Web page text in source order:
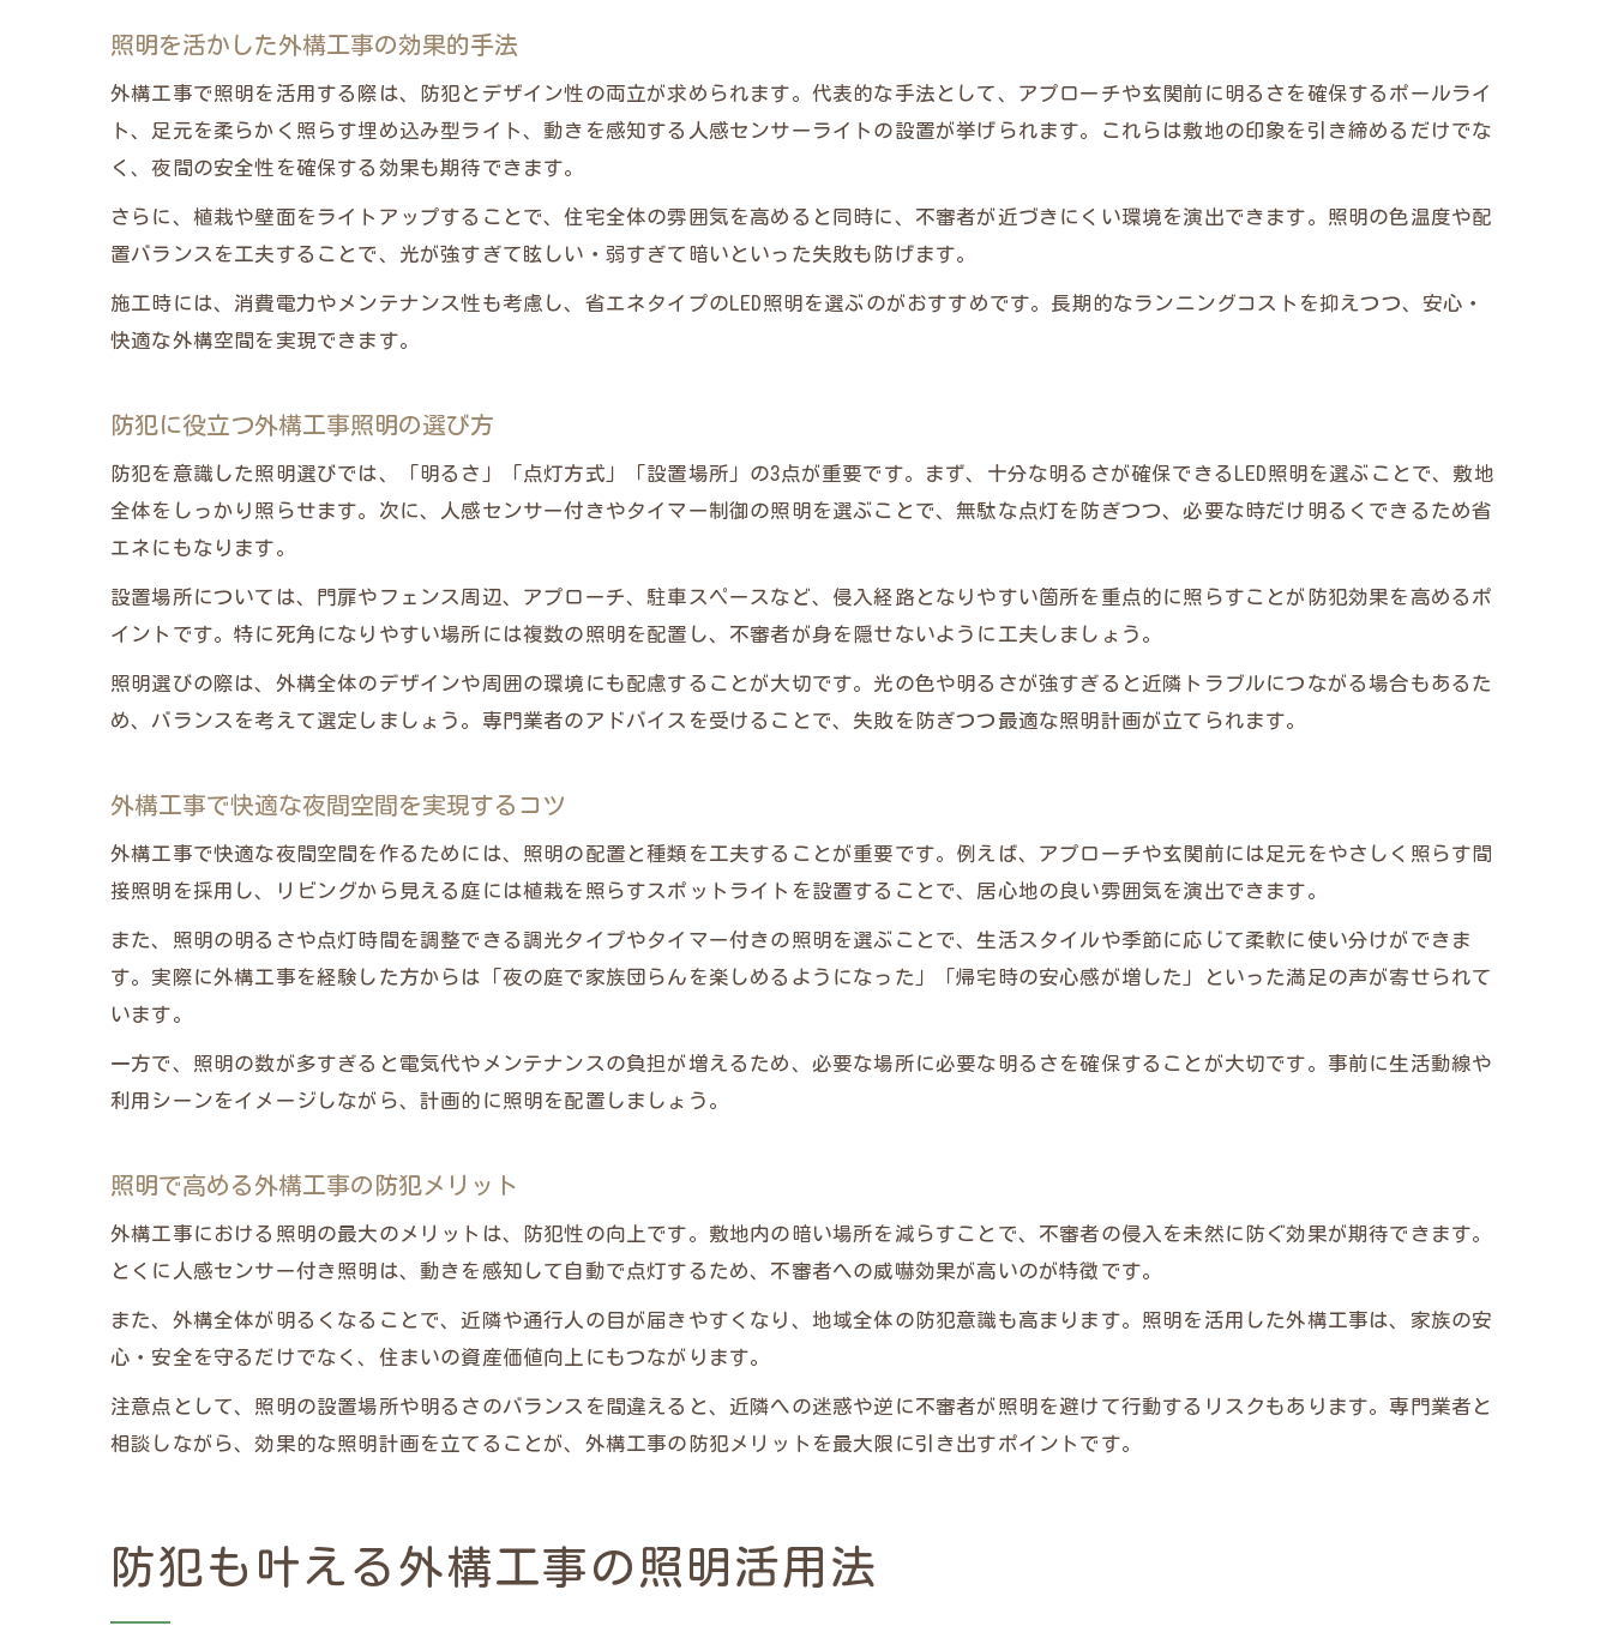
防犯重視の外構工事照明設計ポイント
外構工事で効果を高める照明配置例
防犯性を意識した外構工事の実践知識
外構工事で防犯性を高めるための照明活用
防犯対策に有効な外構工事照明の種類
暗がり対策に外構工事を取り入れる利点
外構工事で暗がりを減らす照明対策の効果
外構工事照明がもたらす安心な夜間環境
防犯面でおすすめの外構工事照明配置術
外構工事による暗がり解消のメリット
照明を活かした外構工事の効果的手法
外構工事で照明を活用する際は、防犯とデザイン性の両立が求められます。代表的な手法として、アプローチや玄関前に明るさを確保するポールライ
ト、足元を柔らかく照らす埋め込み型ライト、動きを感知する人感センサーライトの設置が挙げられます。これらは敷地の印象を引き締めるだけでな
く、夜間の安全性を確保する効果も期待できます。
さらに、植栽や壁面をライトアップすることで、住宅全体の雰囲気を高めると同時に、不審者が近づきにくい環境を演出できます。照明の色温度や配
置バランスを工夫することで、光が強すぎて眩しい・弱すぎて暗いといった失敗も防げます。
施工時には、消費電力やメンテナンス性も考慮し、省エネタイプのLED照明を選ぶのがおすすめです。長期的なランニングコストを抑えつつ、安心・
快適な外構空間を実現できます。
防犯に役立つ外構工事照明の選び方
防犯を意識した照明選びでは、「明るさ」「点灯方式」「設置場所」の3点が重要です。まず、十分な明るさが確保できるLED照明を選ぶことで、敷地
全体をしっかり照らせます。次に、人感センサー付きやタイマー制御の照明を選ぶことで、無駄な点灯を防ぎつつ、必要な時だけ明るくできるため省
エネにもなります。
設置場所については、門扉やフェンス周辺、アプローチ、駐車スペースなど、侵入経路となりやすい箇所を重点的に照らすことが防犯効果を高めるポ
イントです。特に死角になりやすい場所には複数の照明を配置し、不審者が身を隠せないように工夫しましょう。
照明選びの際は、外構全体のデザインや周囲の環境にも配慮することが大切です。光の色や明るさが強すぎると近隣トラブルにつながる場合もあるた
め、バランスを考えて選定しましょう。専門業者のアドバイスを受けることで、失敗を防ぎつつ最適な照明計画が立てられます。
外構工事で快適な夜間空間を実現するコツ
外構工事で快適な夜間空間を作るためには、照明の配置と種類を工夫することが重要です。例えば、アプローチや玄関前には足元をやさしく照らす間
接照明を採用し、リビングから見える庭には植栽を照らすスポットライトを設置することで、居心地の良い雰囲気を演出できます。
また、照明の明るさや点灯時間を調整できる調光タイプやタイマー付きの照明を選ぶことで、生活スタイルや季節に応じて柔軟に使い分けができま
す。実際に外構工事を経験した方からは「夜の庭で家族団らんを楽しめるようになった」「帰宅時の安心感が増した」といった満足の声が寄せられて
います。
一方で、照明の数が多すぎると電気代やメンテナンスの負担が増えるため、必要な場所に必要な明るさを確保することが大切です。事前に生活動線や
利用シーンをイメージしながら、計画的に照明を配置しましょう。
照明で高める外構工事の防犯メリット
外構工事における照明の最大のメリットは、防犯性の向上です。敷地内の暗い場所を減らすことで、不審者の侵入を未然に防ぐ効果が期待できます。
とくに人感センサー付き照明は、動きを感知して自動で点灯するため、不審者への威嚇効果が高いのが特徴です。
また、外構全体が明るくなることで、近隣や通行人の目が届きやすくなり、地域全体の防犯意識も高まります。照明を活用した外構工事は、家族の安
心・安全を守るだけでなく、住まいの資産価値向上にもつながります。
注意点として、照明の設置場所や明るさのバランスを間違えると、近隣への迷惑や逆に不審者が照明を避けて行動するリスクもあります。専門業者と
相談しながら、効果的な照明計画を立てることが、外構工事の防犯メリットを最大限に引き出すポイントです。
防犯も叶える外構工事の照明活用法